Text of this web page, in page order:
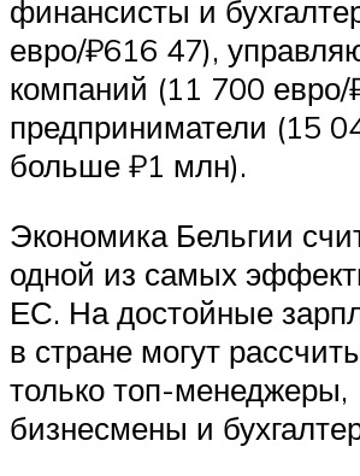
финансисты и
евро/₽616 47),
компаний (11 700
предприниматели (15
больше ₽1 млн).
Экономика Бельгии
одной из самых
ЕС. На достойные
в стране могут
только топ-менеджеры,
бизнесмены и